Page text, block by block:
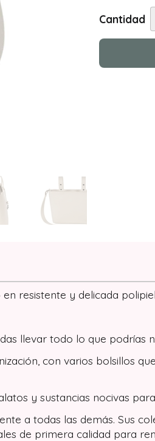
Cantidad
resistente y delicada
llevar todo lo que podrías
con varios bolsillos
y sustancias nocivas
a todas las demás. Sus
de primera calidad para